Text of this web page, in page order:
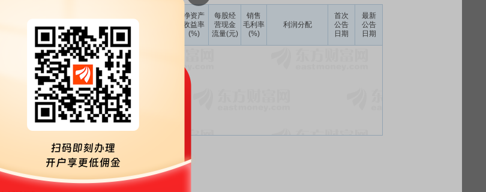
净资产
收益率
(%)
每股经
营现金
流量(元)
销售
毛利率
(%)
利润分配
首次
公告
日期
最新
公告
日期
季度环比
净利润
(元)
同比增长
(%)
季度环比
暂无数据